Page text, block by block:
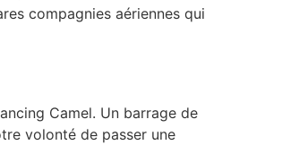
compagnies aériennes qui
Camel. Un barrage de
volonté de passer une